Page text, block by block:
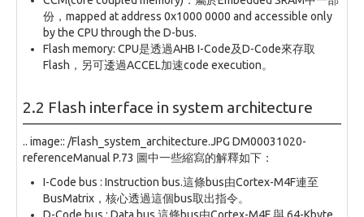
份，mapped at address 0x1000 0000 and accessible only
by the CPU through the D-bus.
Flash memory: CPU是透過AHB I-Code及D-Code來存取
Flash，另可逶過ACCEL加速code execution。
2.2 Flash interface in system architecture
.. image:: /Flash_system_architecture.JPG DM00031020-
referenceManual P.73 圖中一些縮寫的解釋如下：
I-Code bus : Instruction bus.這條bus由Cortex-M4F連至
BusMatrix，核心透過這個bus取出指令。
D-Code bus : Data bus.這條bus由Cortex-M4F 與 64-Kbyte